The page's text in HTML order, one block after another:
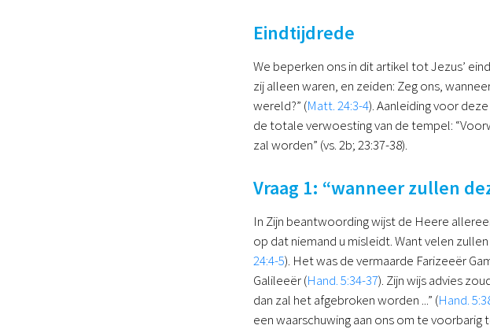
Eindtijdrede
We beperken ons in dit artikel tot Jezus’
zij alleen waren, en zeiden: Zeg ons,
wereld?” (Matt. 24:3-4). Aanleiding voor
de totale verwoesting van de tempel:
zal worden” (vs. 2b; 23:37-38).
Vraag 1: “wanneer zullen
In Zijn beantwoording wijst de Heere
op dat niemand u misleidt. Want velen
24:4-5). Het was de vermaarde Farizeeër
Galileeër (Hand. 5:34-37). Zijn wijs advies
dan zal het afgebroken worden ...” (Hand.
een waarschuwing aan ons om te